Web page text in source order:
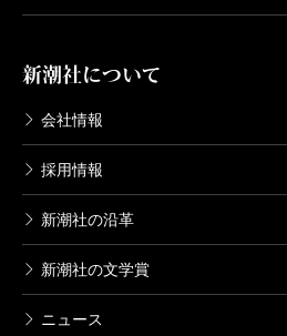
新潮社について
会社情報
採用情報
新潮社の沿革
新潮社の文学賞
ニュース